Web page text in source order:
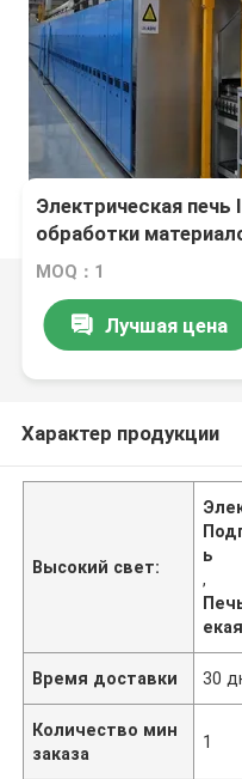
Электрическая
обработки
катода батареи лития
MOQ：1
Лучшая цена
Характер продукции
Высокий свет:
ь
,
екая
Время доставки 30
Количество мин
заказа
1